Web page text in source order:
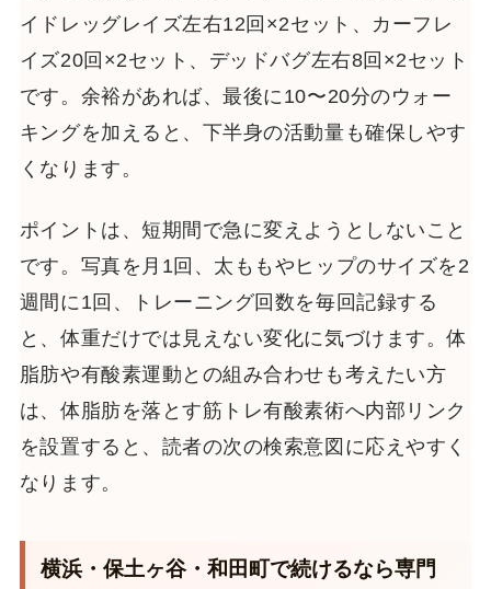
イドレッグレイズ左右12回×2セット、カーフレ
イズ20回×2セット、デッドバグ左右8回×2セット
です。余裕があれば、最後に10〜20分のウォー
キングを加えると、下半身の活動量も確保しやす
くなります。
ポイントは、短期間で急に変えようとしないこと
です。写真を月1回、太ももやヒップのサイズを2
週間に1回、トレーニング回数を毎回記録する
と、体重だけでは見えない変化に気づけます。体
脂肪や有酸素運動との組み合わせも考えたい方
は、体脂肪を落とす筋トレ有酸素術へ内部リンク
を設置すると、読者の次の検索意図に応えやすく
なります。
横浜・保土ヶ谷・和田町で続けるなら専門